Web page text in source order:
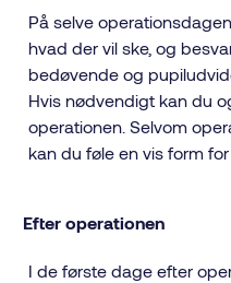
På selve
hvad der vil ske, og
bedøvende og
Hvis nødvendigt kan du
operationen. Selvom
kan du føle en vis form for
Efter operationen
I de første dage efter